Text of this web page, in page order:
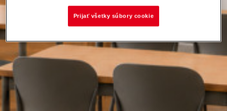
Prijať všetky súbory cookie